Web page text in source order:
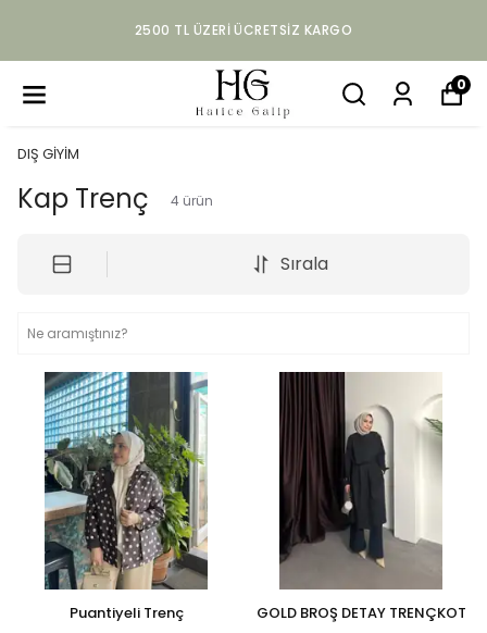
KAPIDA NAKIT & KART ILE ÖDEME
0
DIŞ GİYİM
Kap Trenç 4 ürün
Sırala
Puantiyeli Trenç GOLD BROŞ DETAY TRENÇKOT